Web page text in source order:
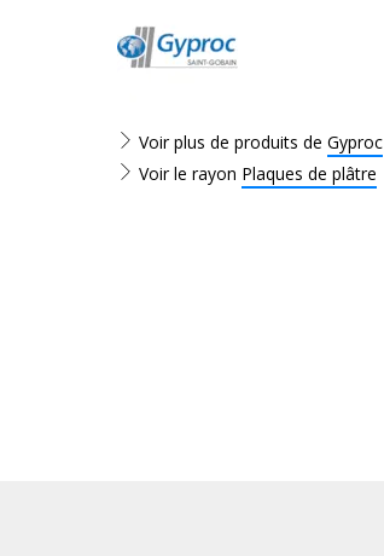
Voir plus de produits de Gyproc
Voir le rayon Plaques de plâtre